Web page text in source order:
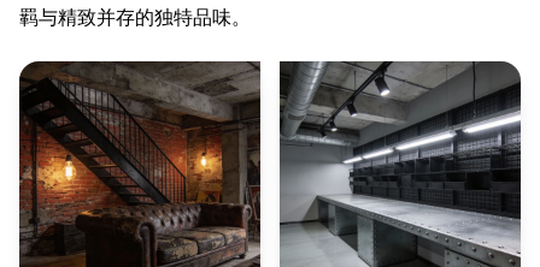
羁与精致并存的独特品味。